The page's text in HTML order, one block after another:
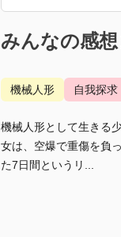
みんなの感
機械人形 自我探求
機械人形として生きる
女は、空爆で重傷を負
た7日間というリ...